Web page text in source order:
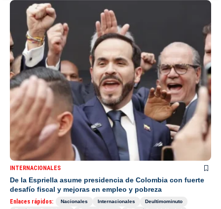
INTERNACIONALES
De la Espriella asume presidencia de Colombia con fuerte
desafío fiscal y mejoras en empleo y pobreza
Enlaces rápidos: Nacionales Internacionales
Deultimominuto